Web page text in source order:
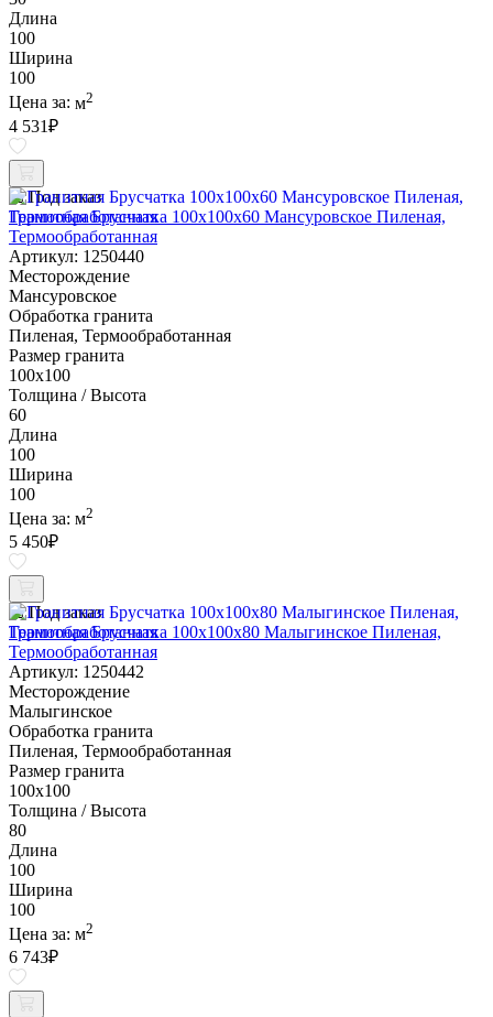
Длина
100
Ширина
100
Цена за: м2
4 531₽
Под заказ
Гранитная Брусчатка 100х100x60 Мансуровское Пиленая,
Термообработанная
Артикул: 1250440
Месторождение
Мансуровское
Обработка гранита
Пиленая, Термообработанная
Размер гранита
100х100
Толщина / Высота
60
Длина
100
Ширина
100
Цена за: м2
5 450₽
Под заказ
Гранитная Брусчатка 100х100x80 Малыгинское Пиленая,
Термообработанная
Артикул: 1250442
Месторождение
Малыгинское
Обработка гранита
Пиленая, Термообработанная
Размер гранита
100х100
Толщина / Высота
80
Длина
100
Ширина
100
Цена за: м2
6 743₽